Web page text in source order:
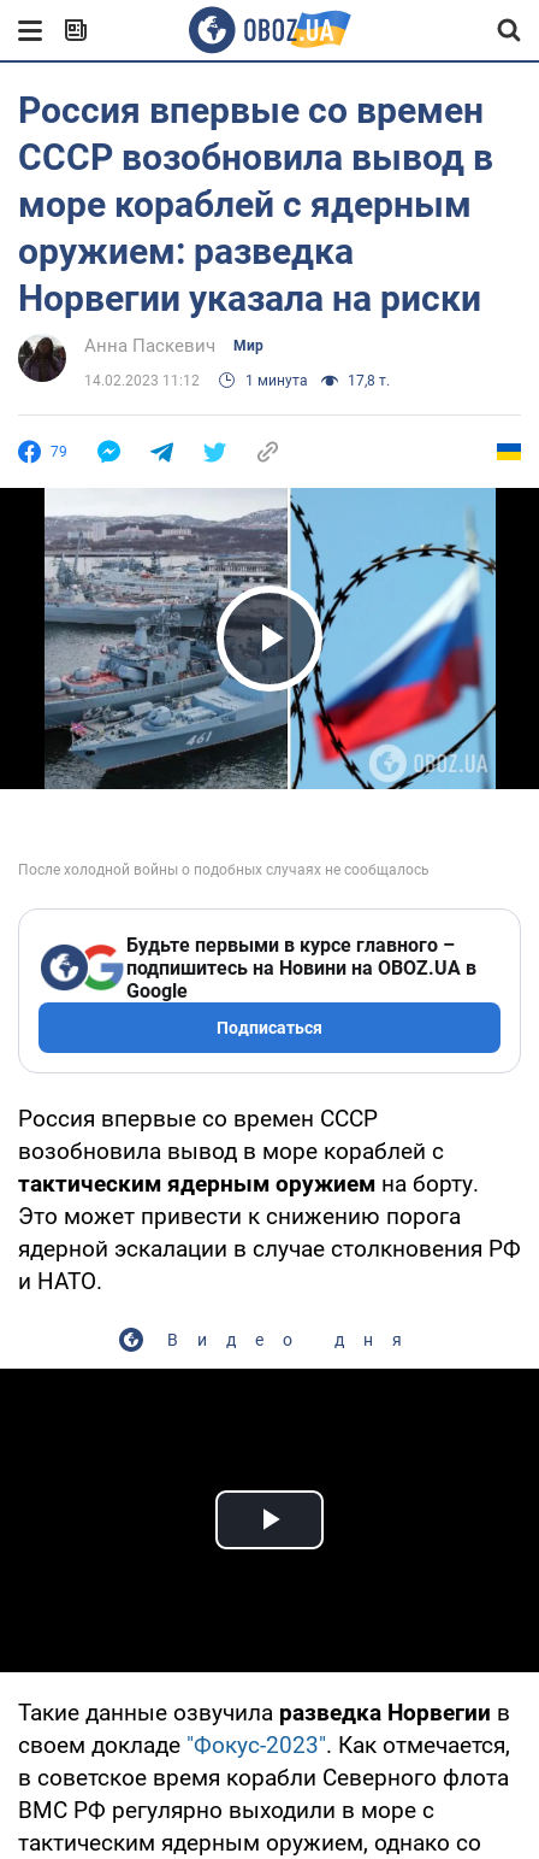
Россия впервые со времен
СССР возобновила вывод в
море кораблей с ядерным
оружием: разведка
Норвегии указала на риски
Анна Паскевич Мир
14.02.2023 11:12 1 минута 17,8 т.
79
Play Video
Будьте первыми в курсе главного –
подпишитесь на Новини на OBOZ.UA в
Google
Подписаться
Россия впервые со времен СССР
возобновила вывод в море кораблей с
тактическим ядерным оружием на борту.
Это может привести к снижению порога
ядерной эскалации в случае столкновения РФ
и НАТО.
Видео дня
Play Video
Такие данные озвучила разведка Норвегии в
своем докладе "Фокус-2023". Как отмечается,
в советское время корабли Северного флота
ВМС РФ регулярно выходили в море с
тактическим ядерным оружием, однако со